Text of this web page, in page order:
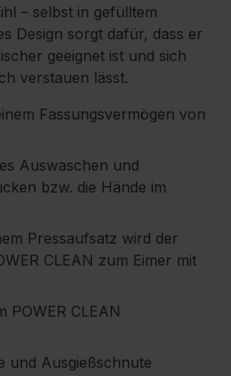
– selbst in gefülltem
Design sorgt dafür, dass er
geeignet ist und sich
verstauen lässt.
Fassungsvermögen von
Auswaschen und
bzw. die Hände im
Pressaufsatz wird der
CLEAN zum Eimer mit
POWER CLEAN
und Ausgießschnute